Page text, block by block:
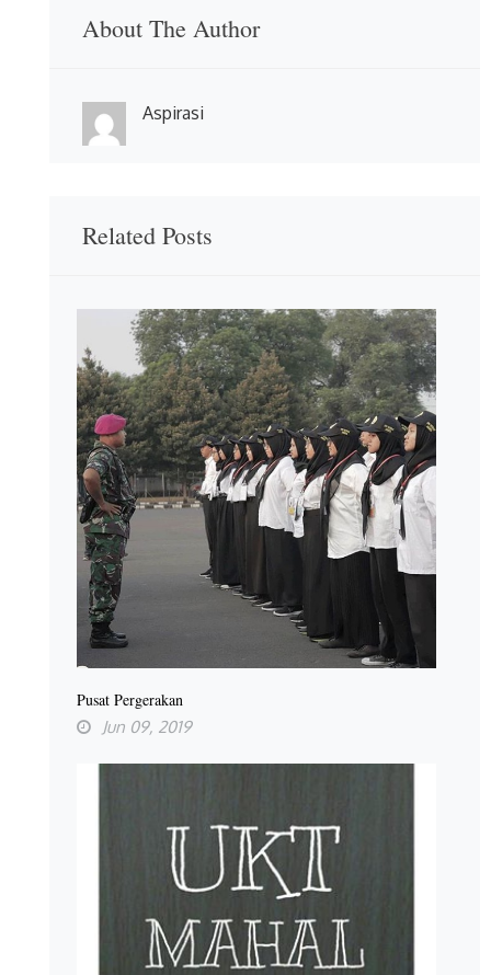
About The Author
Aspirasi
Related Posts
Pusat Pergerakan
Jun 09, 2019